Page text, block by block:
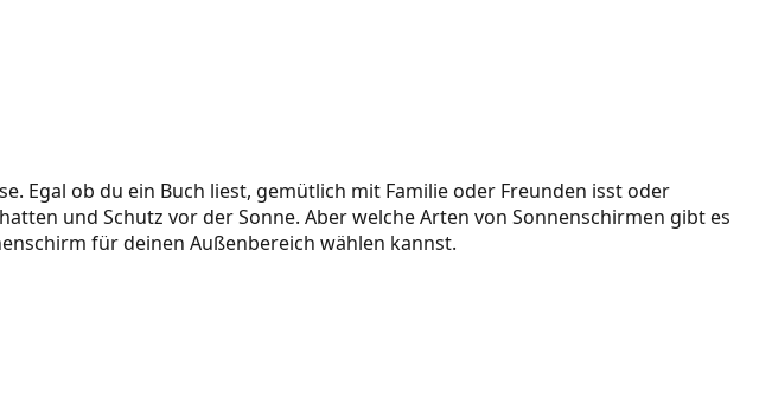
Egal ob du ein Buch liest, gemütlich mit Familie oder Freunden isst oder
und Schutz vor der Sonne. Aber welche Arten von Sonnenschirmen gibt es
für deinen Außenbereich wählen kannst.